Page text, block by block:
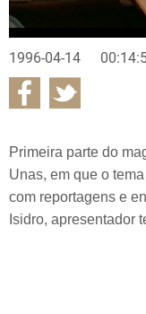
1996-04-14
Primeira parte do
Unas, em que o
com reportagens e
Isidro, apresentador